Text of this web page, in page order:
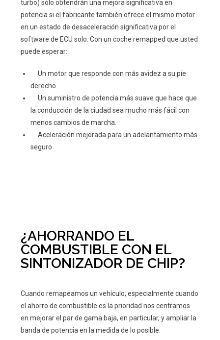
turbo) sólo obtendrán una mejora significativa en
potencia si el fabricante también ofrece el mismo motor
en un estado de desaceleración significativa por el
software de ECU solo. Con un coche remapped que usted
puede esperar:
Un motor que responde con más avidez a su pie
derecho
Un suministro de potencia más suave que hace que
la conducción de la ciudad sea mucho más fácil con
menos cambios de marcha.
Aceleración mejorada para un adelantamiento más
seguro
¿AHORRANDO EL
COMBUSTIBLE CON EL
SINTONIZADOR DE CHIP?
Cuando remapeamos un vehículo, especialmente cuando
el ahorro de combustible es la prioridad nos centramos
en mejorar el par de gama baja, en particular, y ampliar la
banda de potencia en la medida de lo posible.